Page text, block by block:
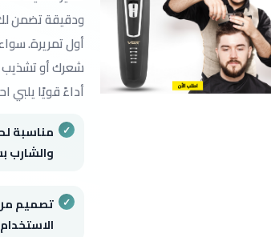
ودقيقة تضمن
أول تمريرة.
شعرك أو تشذيب
أداءً قويًا يلبي
مناسبة
والشارب
تصميم
الاستخدام